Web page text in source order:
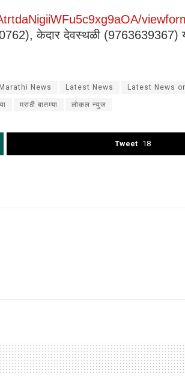
केदार देवस्थळी (9763639367)
News Latest News Latest News
मराठी बातम्या लोकल न्युज
Tweet 18